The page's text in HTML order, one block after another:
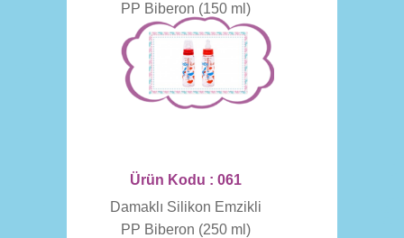
PP Biberon (150 ml)
Ürün Kodu : 061
Damaklı Silikon Emzikli
PP Biberon (250 ml)